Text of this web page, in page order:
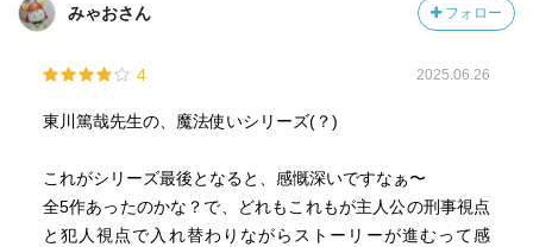
みゃおさん フォロー
4 2025.06.26
東川篤哉先生の、魔法使いシリーズ(？)
これがシリーズ最後となると、感慨深いですなぁ〜
全5作あったのかな？で、どれもこれもが主人公の刑事視点
と犯人視点で入れ替わりながらストーリーが進むって感